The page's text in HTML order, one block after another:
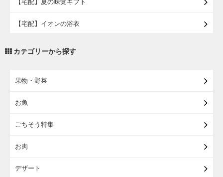
【宅配】夏の味覚ギフト
【宅配】イオンの浴衣
カテゴリーから探す
果物・野菜
お魚
ごちそう特集
お肉
デザート